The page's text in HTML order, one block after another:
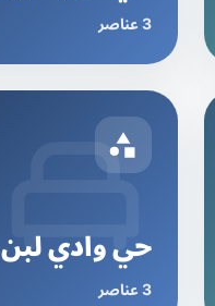
3 عناصر
حي وادي لبن
3 عناصر